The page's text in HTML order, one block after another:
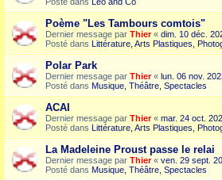
Poème "Les Tambours comtois"
Dernier message par Thier« dim. 10 déc.
Posté dans Littérature, Arts Plastiques,
Polar Park
Dernier message par Thier« lun. 06 nov.
Posté dans Musique, Théâtre, Spectacles
ACAI
Dernier message par Thier« mar. 24 oct.
Posté dans Littérature, Arts Plastiques,
La Madeleine Proust passe le relai
Dernier message par Thier« ven. 29 sept.
Posté dans Musique, Théâtre, Spectacles